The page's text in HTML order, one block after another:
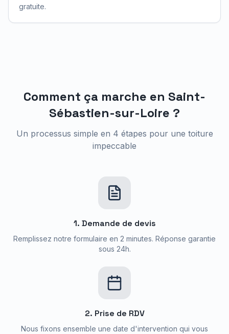
gratuite.
Comment ça marche en Saint-
Sébastien-sur-Loire ?
Un processus simple en 4 étapes pour une toiture
impeccable
1. Demande de devis
Remplissez notre formulaire en 2 minutes. Réponse garantie
sous 24h.
2. Prise de RDV
Nous fixons ensemble une date d'intervention qui vous